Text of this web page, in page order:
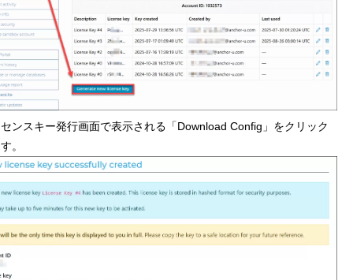
ンスキー発行画面で表示される「Download Config」をクリック
。